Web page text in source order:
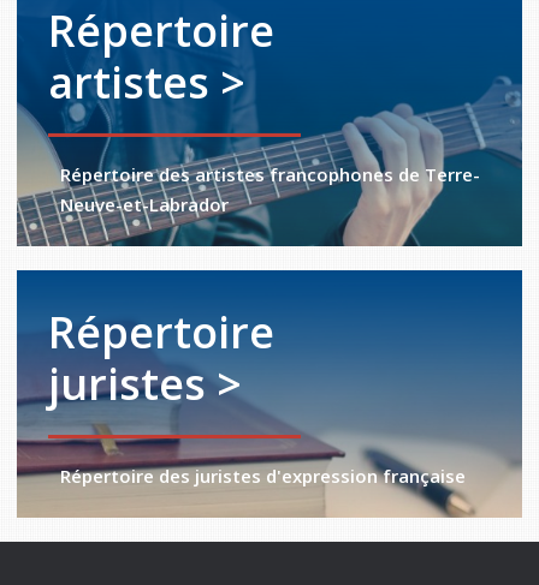
Répertoire
artistes >
Répertoire des artistes francophones de Terre-
Neuve-et-Labrador
Répertoire
juristes >
Répertoire des juristes d'expression française